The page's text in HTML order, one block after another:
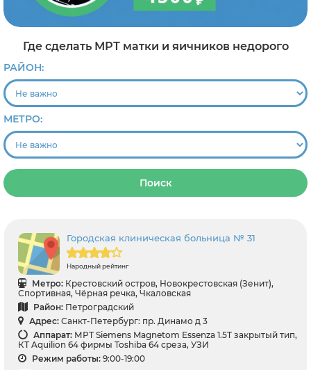
Где сделать МРТ матки и яичников недорого
РАЙОН:
МЕТРО:
Поиск
Городская клиническая больница № 31
Народный рейтинг
Метро: Крестовский остров, Новокрестовская (Зенит),
Спортивная, Чёрная речка, Чкаловская
Район: Петроградский
Адрес: Санкт-Петербург: пр. Динамо д 3
Аппарат: МРТ Siemens Magnetom Essenza 1.5T закрытый тип,
КТ Aquilion 64 фирмы Toshiba 64 среза, УЗИ
Режим работы: 9:00-19:00